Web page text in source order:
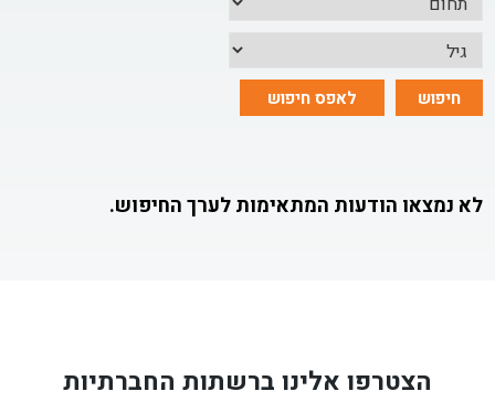
לא נמצאו הודעות המתאימות לערך החיפוש.
הצטרפו אלינו ברשתות החברתיות